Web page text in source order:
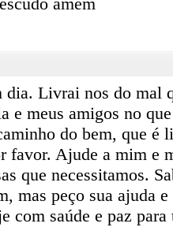
amem
dia. Livrai nos do mal
e meus amigos no
do bem, que é
favor. Ajude a mim e
que necessitamos.
mas peço sua ajuda
com saúde e paz